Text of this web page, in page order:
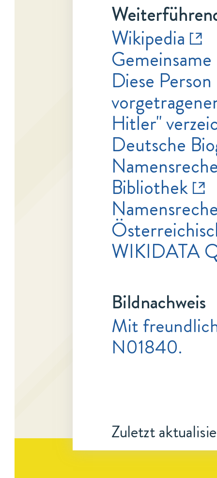
Wikipedia
Diese
Hitler"
Deutsche
Bibliothek
WIKIDATA
Bildnachweis
Mit
N01840.
Zuletzt